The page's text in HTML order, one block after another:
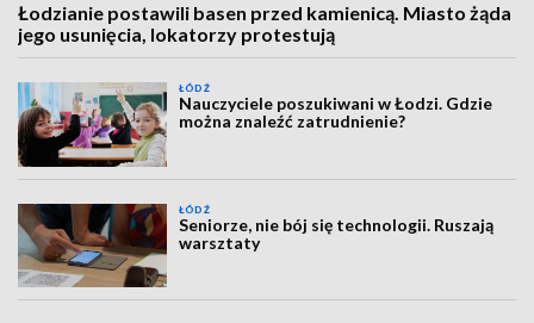
Łodzianie postawili basen przed kamienicą. Miasto żąda
jego usunięcia, lokatorzy protestują
ŁÓDŹ
Nauczyciele poszukiwani w Łodzi. Gdzie
można znaleźć zatrudnienie?
ŁÓDŹ
Seniorze, nie bój się technologii. Ruszają
warsztaty